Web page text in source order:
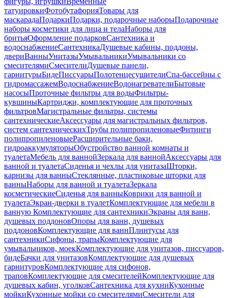
татуировкиФотобутафорияТовары для
маскарадаПодаркиПодарки, подарочные наборыПодарочные
наборы косметики для лица и телаНаборы для
бритьяОформление подарковСантехника и
водоснабжениеСантехникаДушевые кабины, поддоны,
двериВанныУнитазыУмывальникиУмывальники со
смесителямиСмесителиДушевые панели,
гарнитурыБидеПиссуарыПолотенцесушителиСпа-бассейны с
гидромассажемВодоснабжениеВодонагревателиБытовые
насосыПроточные фильтры для водыФильтры-
кувшиныКартриджи, комплектующие для проточных
фильтровМагистральные фильтры, системы
сантехническиеАксессуары для магистральных фильтров,
систем сантехническихТрубы полипропиленовыеФитинги
полипропиленовыеРасширительные баки,
гидроаккумуляторыОбустройство ванной комнаты и
туалетаМебель для ваннойЗеркала для ваннойАксессуары для
ванной и туалетаСиденья и чехлы для унитазаШторки,
карнизы для ванныСтеклянные, пластиковые шторки для
ванныНаборы для ванной и туалетаЗеркала
косметическиеСиденья для ванныКоврики для ванной и
туалетаЭкран-дверки в туалетКомплектующие для мебели в
ванную Комплектующие для сантехникиЭкраны для ванн,
душевых поддоновОпоры для ванн, душевых
поддоновКомплектующие для ваннПлинтусы для
сантехникиСифоны, трапыКомплектующие для
умывальников, моекКомплектующие для унитазов, писсуаров,
бидеБачки для унитазовКомплектующие для душевых
гарнитуровКомплектующие для сифонов,
траповКомплектующие для смесителейКомплектующие для
душевых кабин, уголковСантехника для кухниКухонные
мойкиКухонные мойки со смесителямиСмесители для